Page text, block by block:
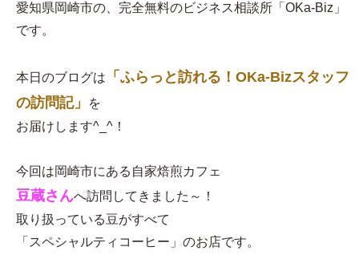
愛知県岡崎市の、完全無料のビジネス相談所「OKa-Biz」
です。
本日のブログは
「ふらっと訪れる！OKa-Bizスタッフ
の訪問記」
を
お届けします^_^！
今回は岡崎市にある自家焙煎カフェ
豆蔵さんへ訪問してきました～！
取り扱っている豆がすべて
「スペシャルティコーヒー」のお店です。